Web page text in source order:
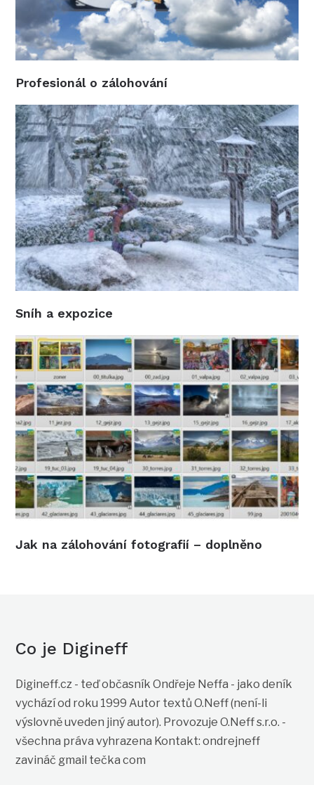
Profesionál o zálohování
Sníh a expozice
Jak na zálohování fotografií – doplněno
Co je Digineff
Digineff.cz - teď občasník Ondřeje Neffa - jako deník
vychází od roku 1999 Autor textů O.Neff (není-li
výslovně uveden jiný autor). Provozuje O.Neff s.r.o. -
všechna práva vyhrazena Kontakt: ondrejneff
zavináč gmail tečka com